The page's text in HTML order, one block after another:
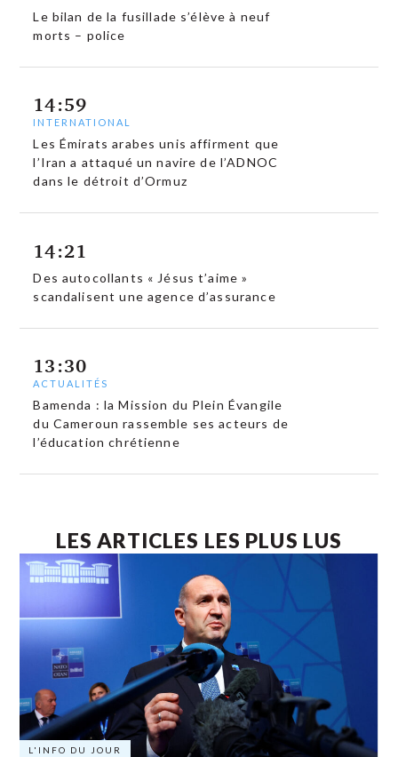
Le bilan de la fusillade s’élève à neuf
morts – police
14:59
INTERNATIONAL
Les Émirats arabes unis affirment que
l’Iran a attaqué un navire de l’ADNOC
dans le détroit d’Ormuz
14:21
Des autocollants « Jésus t’aime »
scandalisent une agence d’assurance
13:30
ACTUALITÉS
Bamenda : la Mission du Plein Évangile
du Cameroun rassemble ses acteurs de
l’éducation chrétienne
LES ARTICLES LES PLUS LUS
L'INFO DU JOUR